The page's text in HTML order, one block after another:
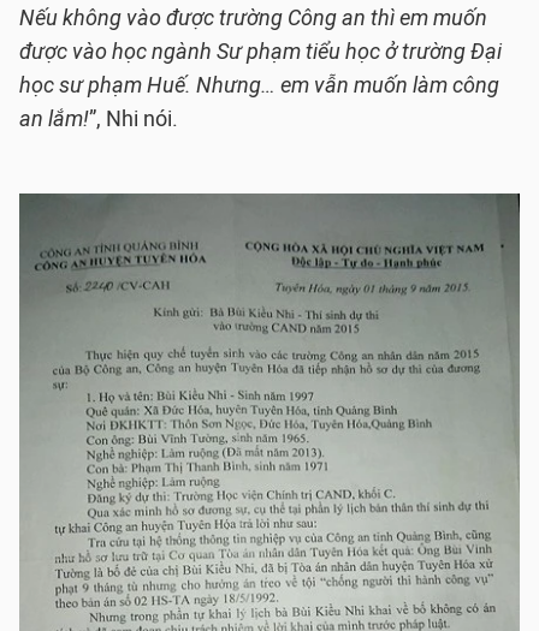
Nếu không vào được trường Công an thì em muốn
được vào học ngành Sư phạm tiểu học ở trường Đại
học sư phạm Huế. Nhưng… em vẫn muốn làm công
an lắm!”, Nhi nói.